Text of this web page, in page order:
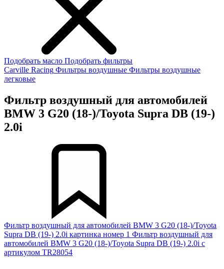
Подобрать масло Подобрать фильтры
Carville Racing Фильтры воздушные Фильтры воздушные
легковые
Фильтр воздушный для автомобилей
BMW 3 G20 (18-)/Toyota Supra DB (19-)
2.0i
Фильтр воздушный для автомобилей BMW 3 G20 (18-)/Toyota
Supra DB (19-) 2.0i картинка номер 1 Фильтр воздушный для
автомобилей BMW 3 G20 (18-)/Toyota Supra DB (19-) 2.0i с
артикулом TR28054